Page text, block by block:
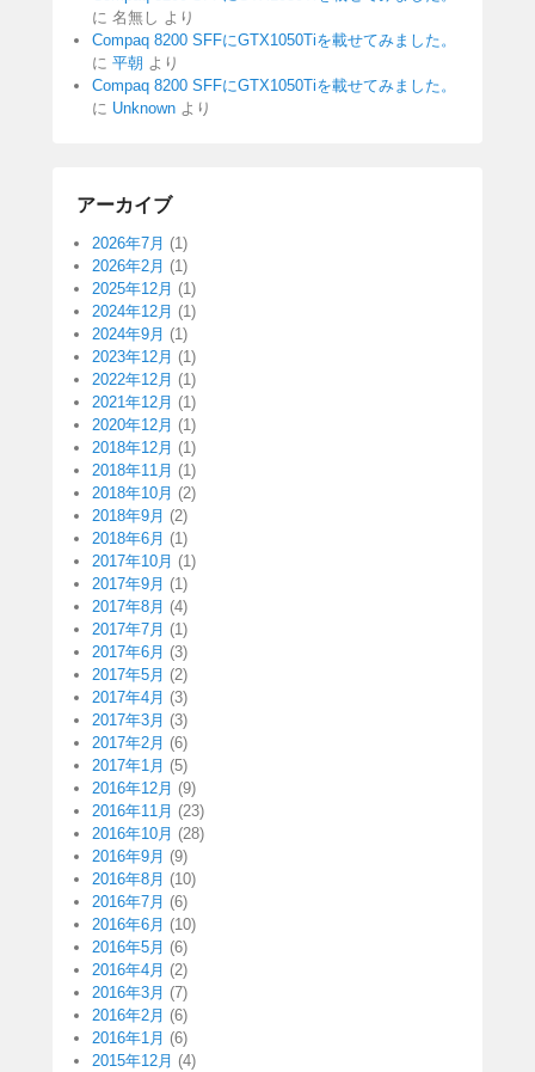
に 名無し より
Compaq 8200 SFFにGTX1050Tiを載せてみました。
に 平朝 より
Compaq 8200 SFFにGTX1050Tiを載せてみました。
に Unknown より
アーカイブ
2026年7月 (1)
2026年2月 (1)
2025年12月 (1)
2024年12月 (1)
2024年9月 (1)
2023年12月 (1)
2022年12月 (1)
2021年12月 (1)
2020年12月 (1)
2018年12月 (1)
2018年11月 (1)
2018年10月 (2)
2018年9月 (2)
2018年6月 (1)
2017年10月 (1)
2017年9月 (1)
2017年8月 (4)
2017年7月 (1)
2017年6月 (3)
2017年5月 (2)
2017年4月 (3)
2017年3月 (3)
2017年2月 (6)
2017年1月 (5)
2016年12月 (9)
2016年11月 (23)
2016年10月 (28)
2016年9月 (9)
2016年8月 (10)
2016年7月 (6)
2016年6月 (10)
2016年5月 (6)
2016年4月 (2)
2016年3月 (7)
2016年2月 (6)
2016年1月 (6)
2015年12月 (4)